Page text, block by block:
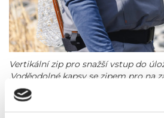
Vertikální zip pro snažší vstup do
.Voděodolné kapsy se zipem pro na